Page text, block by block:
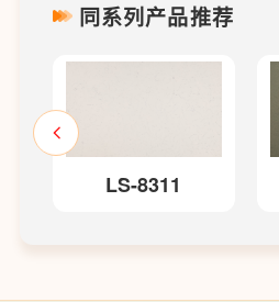
同系列产品推荐
LS-8311